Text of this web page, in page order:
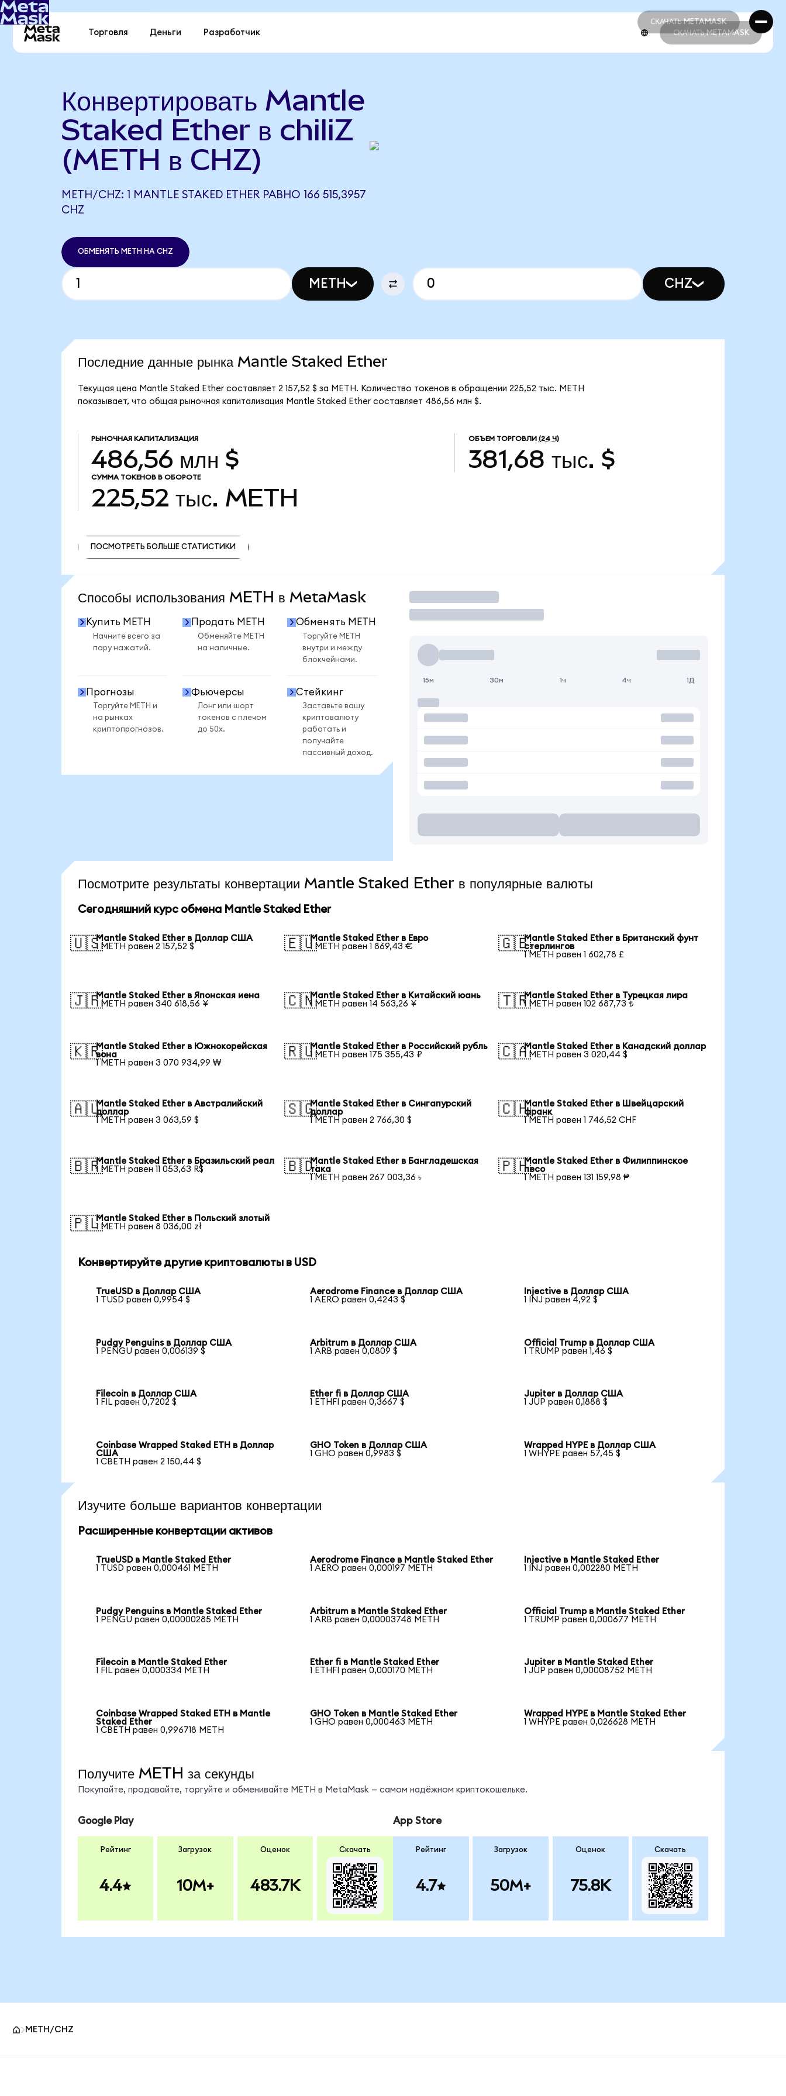
СКАЧАТЬ METAMASK
СКАЧАТЬ METAMASK
Торговля Деньги Разработчик СКАЧАТЬ METAMASK
Конвертировать Mantle
Staked Ether в chiliZ
(METH в CHZ)
METH/CHZ: 1 MANTLE STAKED ETHER РАВНО 166 515,3957
CHZ
ОБМЕНЯТЬ METH НА CHZ
METH CHZ
Последние данные рынка Mantle Staked Ether
Текущая цена Mantle Staked Ether составляет 2 157,52 $ за METH. Количество токенов в обращении 225,52 тыс. METH
показывает, что общая рыночная капитализация Mantle Staked Ether составляет 486,56 млн $.
РЫНОЧНАЯ КАПИТАЛИЗАЦИЯ
486,56 млн $
ОБЪЕМ ТОРГОВЛИ (24 Ч)
381,68 тыс. $
СУММА ТОКЕНОВ В ОБОРОТЕ
225,52 тыс. METH
ПОСМОТРЕТЬ БОЛЬШЕ СТАТИСТИКИ
Способы использования METH в MetaMask
Купить METH
Начните всего за
пару нажатий.
Продать METH
Обменяйте METH
на наличные.
Обменять METH
Торгуйте METH
внутри и между
блокчейнами.
Прогнозы
Торгуйте METH и
на рынках
криптопрогнозов.
Фьючерсы
Лонг или шорт
токенов с плечом
до 50x.
Стейкинг
Заставьте вашу
криптовалюту
работать и
получайте
пассивный доход.
Торговать
15м 30м 1ч 4ч 1Д
Посмотрите результаты конвертации Mantle Staked Ether в популярные валюты
Сегодняшний курс обмена Mantle Staked Ether
🇺🇸Mantle Staked Ether в Доллар США
1 METH равен 2 157,52 $
🇪🇺Mantle Staked Ether в Евро
1 METH равен 1 869,43 €
🇬🇧Mantle Staked Ether в Британский фунт
стерлингов
1 METH равен 1 602,78 £
🇯🇵Mantle Staked Ether в Японская иена
1 METH равен 340 618,56 ¥
🇨🇳Mantle Staked Ether в Китайский юань
1 METH равен 14 563,26 ¥
🇹🇷Mantle Staked Ether в Турецкая лира
1 METH равен 102 687,73 ₺
🇰🇷Mantle Staked Ether в Южнокорейская
вона
1 METH равен 3 070 934,99 ₩
🇷🇺Mantle Staked Ether в Российский рубль
1 METH равен 175 355,43 ₽
🇨🇦Mantle Staked Ether в Канадский доллар
1 METH равен 3 020,44 $
🇦🇺Mantle Staked Ether в Австралийский
доллар
1 METH равен 3 063,59 $
🇸🇬Mantle Staked Ether в Сингапурский
доллар
1 METH равен 2 766,30 $
🇨🇭Mantle Staked Ether в Швейцарский
франк
1 METH равен 1 746,52 CHF
🇧🇷Mantle Staked Ether в Бразильский реал
1 METH равен 11 053,63 R$
🇧🇩Mantle Staked Ether в Бангладешская
така
1 METH равен 267 003,36 ৳
🇵🇭Mantle Staked Ether в Филиппинское
песо
1 METH равен 131 159,98 ₱
🇵🇱Mantle Staked Ether в Польский злотый
1 METH равен 8 036,00 zł
Конвертируйте другие криптовалюты в USD
TrueUSD в Доллар США
1 TUSD равен 0,9954 $
Aerodrome Finance в Доллар США
1 AERO равен 0,4243 $
Injective в Доллар США
1 INJ равен 4,92 $
Pudgy Penguins в Доллар США
1 PENGU равен 0,006139 $
Arbitrum в Доллар США
1 ARB равен 0,0809 $
Official Trump в Доллар США
1 TRUMP равен 1,46 $
Filecoin в Доллар США
1 FIL равен 0,7202 $
Ether fi в Доллар США
1 ETHFI равен 0,3667 $
Jupiter в Доллар США
1 JUP равен 0,1888 $
Coinbase Wrapped Staked ETH в Доллар
США
1 CBETH равен 2 150,44 $
GHO Token в Доллар США
1 GHO равен 0,9983 $
Wrapped HYPE в Доллар США
1 WHYPE равен 57,45 $
Изучите больше вариантов конвертации
Расширенные конвертации активов
TrueUSD в Mantle Staked Ether
1 TUSD равен 0,000461 METH
Aerodrome Finance в Mantle Staked Ether
1 AERO равен 0,000197 METH
Injective в Mantle Staked Ether
1 INJ равен 0,002280 METH
Pudgy Penguins в Mantle Staked Ether
1 PENGU равен 0,00000285 METH
Arbitrum в Mantle Staked Ether
1 ARB равен 0,00003748 METH
Official Trump в Mantle Staked Ether
1 TRUMP равен 0,000677 METH
Filecoin в Mantle Staked Ether
1 FIL равен 0,000334 METH
Ether fi в Mantle Staked Ether
1 ETHFI равен 0,000170 METH
Jupiter в Mantle Staked Ether
1 JUP равен 0,00008752 METH
Coinbase Wrapped Staked ETH в Mantle
Staked Ether
1 CBETH равен 0,996718 METH
GHO Token в Mantle Staked Ether
1 GHO равен 0,000463 METH
Wrapped HYPE в Mantle Staked Ether
1 WHYPE равен 0,026628 METH
Получите METH за секунды
Покупайте, продавайте, торгуйте и обменивайте METH в MetaMask — самом надёжном криптокошельке.
Google Play
Рейтинг
4.4
Загрузок
10M+
Оценок
483.7K
Скачать
App Store
Рейтинг
4.7
Загрузок
50M+
Оценок
75.8K
Скачать
METH/CHZ